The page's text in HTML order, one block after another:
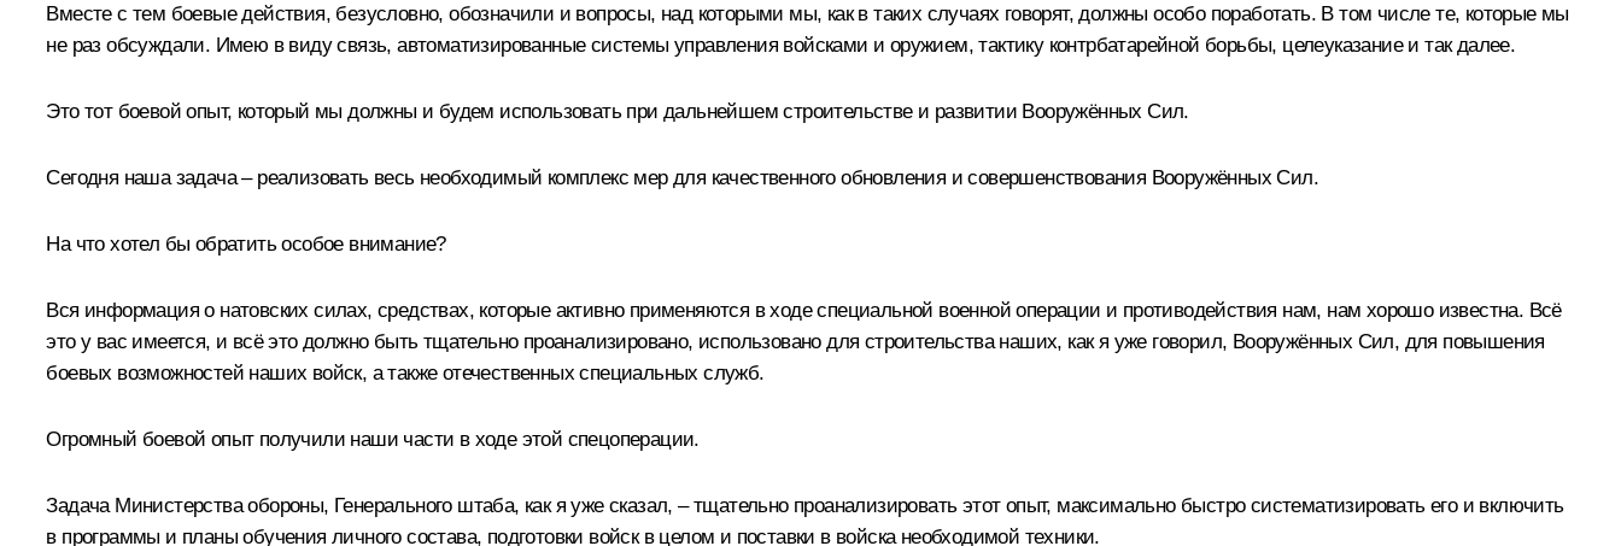
Вместе с тем боевые действия, безусловно, обозначили и вопросы, над которыми мы, как в таких случаях говорят, должны особо поработать. В том числе те, которые мы
не раз обсуждали. Имею в виду связь, автоматизированные системы управления войсками и оружием, тактику контрбатарейной борьбы, целеуказание и так далее.
Это тот боевой опыт, который мы должны и будем использовать при дальнейшем строительстве и развитии Вооружённых Сил.
Сегодня наша задача – реализовать весь необходимый комплекс мер для качественного обновления и совершенствования Вооружённых Сил.
На что хотел бы обратить особое внимание?
Вся информация о натовских силах, средствах, которые активно применяются в ходе специальной военной операции и противодействия нам, нам хорошо известна. Всё
это у вас имеется, и всё это должно быть тщательно проанализировано, использовано для строительства наших, как я уже говорил, Вооружённых Сил, для повышения
боевых возможностей наших войск, а также отечественных специальных служб.
Огромный боевой опыт получили наши части в ходе этой спецоперации.
Задача Министерства обороны, Генерального штаба, как я уже сказал, – тщательно проанализировать этот опыт, максимально быстро систематизировать его и включить
в программы и планы обучения личного состава, подготовки войск в целом и поставки в войска необходимой техники.